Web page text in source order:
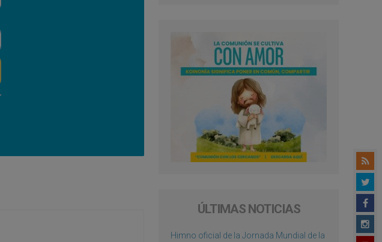
ÚLTIMAS NOTICIAS
Himno oficial de la Jornada Mundial de la